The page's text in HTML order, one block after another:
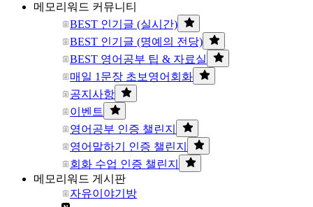
메모리워드 커뮤니티
BEST 인기글 (실시간)
BEST 인기글 (명예의 전당)
BEST 영어공부 팁 & 자료실
매일 1문장 초보영어회화
공지사항
이벤트
영어공부 인증 챌린지
영어말하기 인증 챌린지
회화 수업 인증 챌린지
메모리워드 게시판
자유이야기방